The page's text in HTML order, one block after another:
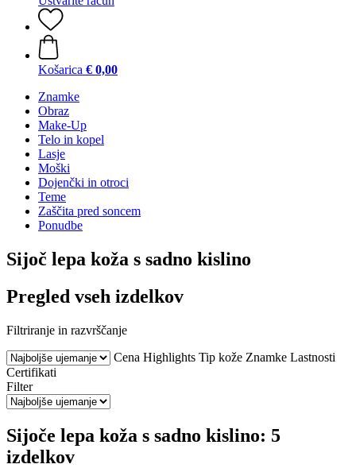
Košarica € 0,00
Znamke
Obraz
Make-Up
Telo in kopel
Lasje
Moški
Dojenčki in otroci
Teme
Zaščita pred soncem
Ponudbe
Sijoč lepa koža s sadno kislino
Pregled vseh izdelkov
Filtriranje in razvrščanje
Cena Highlights Tip kože Znamke Lastnosti
Certifikati
Filter
Sijoče lepa koža s sadno kislino: 5
izdelkov